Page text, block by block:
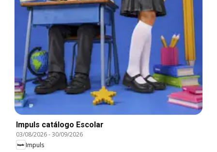
Impuls catálogo Escolar
03/08/2026-30/09/2026
Impuls